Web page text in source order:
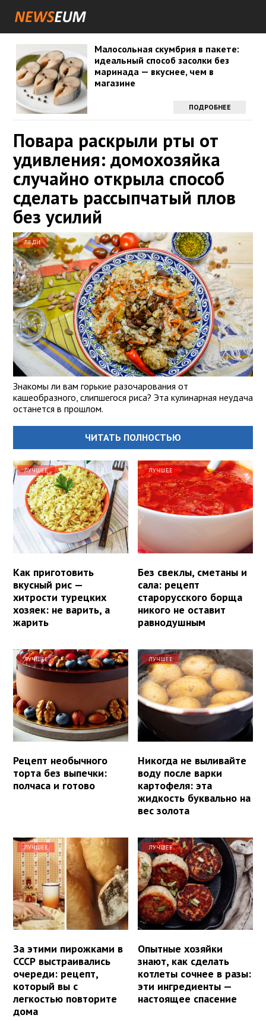
Малосольная скумбрия в пакете:
идеальный способ засолки без
маринада — вкуснее, чем в
магазине
ПОДРОБНЕЕ
Повара раскрыли рты от
удивления: домохозяйка
случайно открыла способ
сделать рассыпчатый плов
без усилий
ЛЕДИ
Знакомы ли вам горькие разочарования от
кашеобразного, слипшегося риса? Эта кулинарная неудача
останется в прошлом.
ЧИТАТЬ ПОЛНОСТЬЮ
ЛУЧШЕЕ
Как приготовить
вкусный рис —
хитрости турецких
хозяек: не варить, а
жарить
ЛУЧШЕЕ
Без свеклы, сметаны и
сала: рецепт
старорусского борща
никого не оставит
равнодушным
ЛУЧШЕЕ
Рецепт необычного
торта без выпечки:
полчаса и готово
ЛУЧШЕЕ
Никогда не выливайте
воду после варки
картофеля: эта
жидкость буквально на
вес золота
ЛУЧШЕЕ
За этими пирожками в
СССР выстраивались
очереди: рецепт,
который вы с
легкостью повторите
дома
ЛУЧШЕЕ
Опытные хозяйки
знают, как сделать
котлеты сочнее в разы:
эти ингредиенты —
настоящее спасение